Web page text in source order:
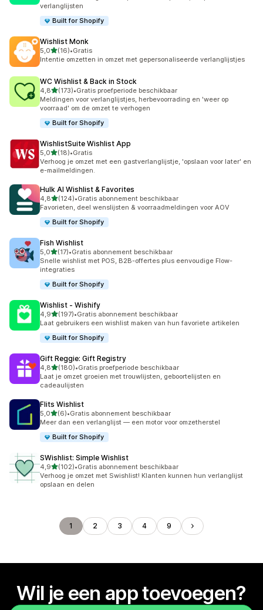
verlanglijsten
Built for Shopify
Wishlist Monk
5,0van 5 sterren
(16)
16 recensies in totaal
•Gratis
Intentie omzetten in omzet met gepersonaliseerde verlanglijstjes
WC Wishlist & Back in Stock
4,8van 5 sterren
(173)
173 recensies in totaal
•Gratis proefperiode beschikbaar
Meldingen voor verlanglijstjes, herbevoorrading en 'weer op
voorraad' om de omzet te verhogen
Built for Shopify
WishlistSuite Wishlist App
5,0van 5 sterren
(18)
18 recensies in totaal
•Gratis
Verhoog je omzet met een gastverlanglijstje, 'opslaan voor later' en
e-mailmeldingen.
Hulk AI Wishlist & Favorites
4,8van 5 sterren
(124)
124 recensies in totaal
•Gratis abonnement beschikbaar
Favorieten, deel wenslijsten & voorraadmeldingen voor AOV
Built for Shopify
Fish Wishlist
5,0van 5 sterren
(17)
17 recensies in totaal
•Gratis abonnement beschikbaar
Snelle wishlist met POS, B2B-offertes plus eenvoudige Flow-
integraties
Built for Shopify
Wishlist ‑ Wishify
4,9van 5 sterren
(197)
197 recensies in totaal
•Gratis abonnement beschikbaar
Laat gebruikers een wishlist maken van hun favoriete artikelen
Built for Shopify
Gift Reggie: Gift Registry
4,8van 5 sterren
(180)
180 recensies in totaal
•Gratis proefperiode beschikbaar
Laat je omzet groeien met trouwlijsten, geboortelijsten en
cadeaulijsten
Flits Wishlist
5,0van 5 sterren
(6)
6 recensies in totaal
•Gratis abonnement beschikbaar
Meer dan een verlanglijst — een motor voor omzetherstel
Built for Shopify
SWishlist: Simple Wishlist
4,9van 5 sterren
(102)
102 recensies in totaal
•Gratis abonnement beschikbaar
Verhoog je omzet met Swishlist! Klanten kunnen hun verlanglijst
opslaan en delen
1 2 3 4 9
Wil je een app toevoegen?